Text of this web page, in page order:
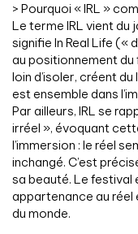
> Pourquoi « IRL »
Le terme IRL vient du
signifie In Real Life («
au positionnement
loin d’isoler, créent
est ensemble dans
Par ailleurs, IRL se
irréel », évoquant
l’immersion : le réel
inchangé. C’est
sa beauté. Le festival
appartenance au réel
du monde.